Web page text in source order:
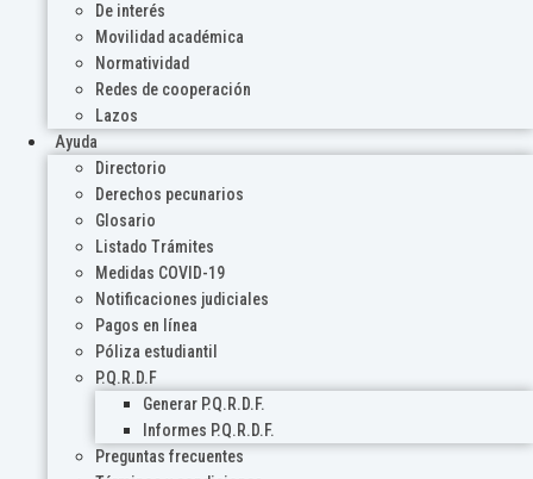
De interés
Movilidad académica
Normatividad
Redes de cooperación
Lazos
Ayuda
Directorio
Derechos pecunarios
Glosario
Listado Trámites
Medidas COVID-19
Notificaciones judiciales
Pagos en línea
Póliza estudiantil
P.Q.R.D.F
Generar P.Q.R.D.F.
Informes P.Q.R.D.F.
Preguntas frecuentes